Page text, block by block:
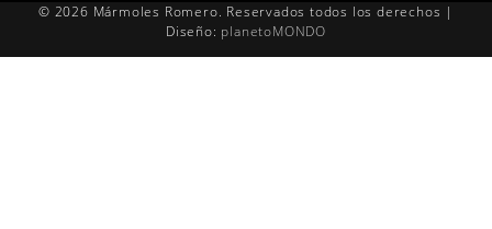
© 2026 Mármoles Romero. Reservados todos los derechos |
Diseño: planetoMONDO